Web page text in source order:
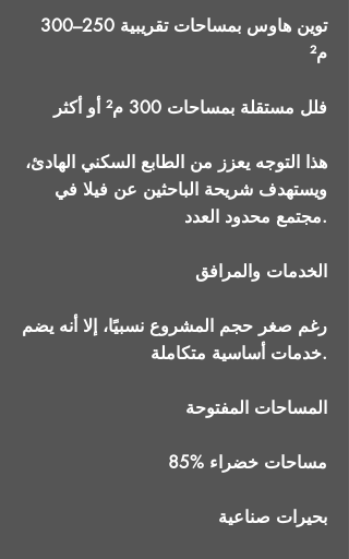
توين هاوس بمساحات تقريبية 250–300
م²
فلل مستقلة بمساحات 300 م² أو أكثر
هذا التوجه يعزز من الطابع السكني الهادئ،
ويستهدف شريحة الباحثين عن فيلا في
مجتمع محدود العدد.
الخدمات والمرافق
رغم صغر حجم المشروع نسبيًا، إلا أنه يضم
خدمات أساسية متكاملة.
المساحات المفتوحة
85% مساحات خضراء
بحيرات صناعية